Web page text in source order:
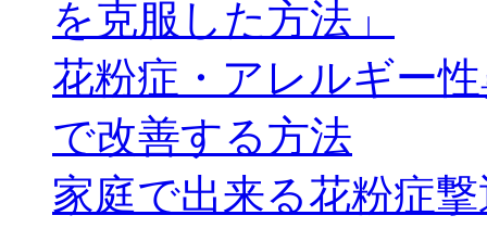
を克服した方法」
花粉症・アレルギー
で改善する方法
家庭で出来る花粉症